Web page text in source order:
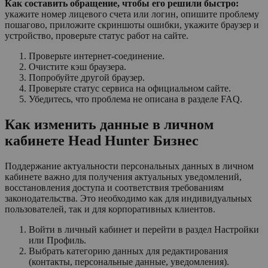
Как составить обращение, чтобы его решили быстро:
укажите номер лицевого счета или логин, опишите проблему
пошагово, приложите скриншоты ошибки, укажите браузер и
устройство, проверьте статус работ на сайте.
Проверьте интернет-соединение.
Очистите кэш браузера.
Попробуйте другой браузер.
Проверьте статус сервиса на официальном сайте.
Убедитесь, что проблема не описана в разделе FAQ.
Как изменить данные в личном
кабинете Head Hunter Бизнес
Поддержание актуальности персональных данных в личном
кабинете важно для получения актуальных уведомлений,
восстановления доступа и соответствия требованиям
законодательства. Это необходимо как для индивидуальных
пользователей, так и для корпоративных клиентов.
Войти в личный кабинет и перейти в раздел Настройки
или Профиль.
Выбрать категорию данных для редактирования
(контакты, персональные данные, уведомления).